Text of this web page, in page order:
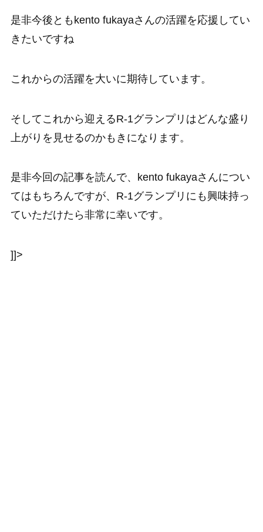
是非今後ともkento fukayaさんの活躍を応援してい
きたいですね
これからの活躍を大いに期待しています。
そしてこれから迎えるR-1グランプリはどんな盛り
上がりを見せるのかもきになります。
是非今回の記事を読んで、kento fukayaさんについ
てはもちろんですが、R-1グランプリにも興味持っ
ていただけたら非常に幸いです。
]]>